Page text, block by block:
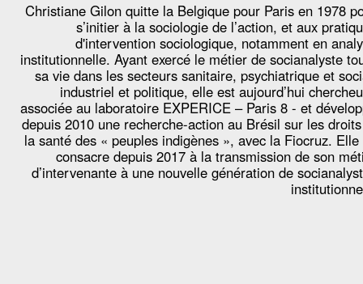
Christiane Gilon quitte la Belgique pour Paris en 1978
s’initier à la sociologie de l’action, et aux
d'intervention sociologique, notamment en
institutionnelle. Ayant exercé le métier de socianalyste
sa vie dans les secteurs sanitaire, psychiatrique et
industriel et politique, elle est aujourd’hui
associée au laboratoire EXPERICE – Paris 8 - et
depuis 2010 une recherche-action au Brésil sur les
la santé des « peuples indigènes », avec la Fiocruz. Elle
consacre depuis 2017 à la transmission de son
d’intervenante à une nouvelle génération de